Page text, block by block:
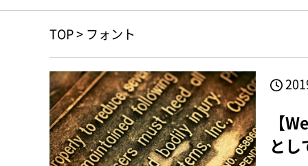
TOP> フォント
【
と